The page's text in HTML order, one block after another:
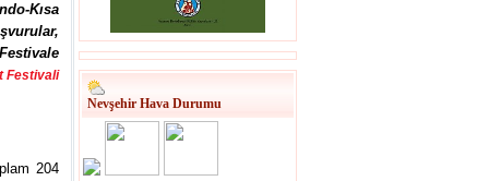
Kısa
Festivali
204
Nevşehir Hava Durumu